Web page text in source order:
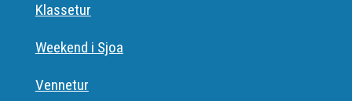
Klassetur
Weekend i Sjoa
Vennetur